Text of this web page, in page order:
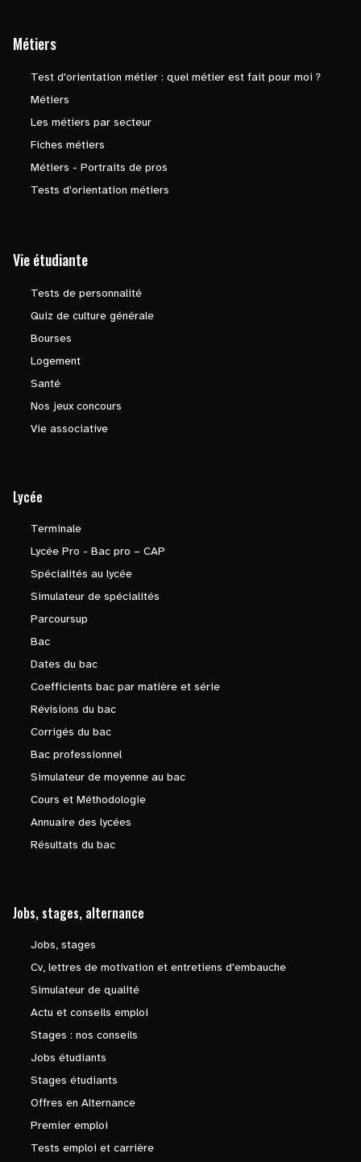
Métiers
Test d'orientation métier : quel métier est fait pour moi ?
Métiers
Les métiers par secteur
Fiches métiers
Métiers - Portraits de pros
Tests d'orientation métiers
Vie étudiante
Tests de personnalité
Quiz de culture générale
Bourses
Logement
Santé
Nos jeux concours
Vie associative
Lycée
Terminale
Lycée Pro - Bac pro – CAP
Spécialités au lycée
Simulateur de spécialités
Parcoursup
Bac
Dates du bac
Coefficients bac par matière et série
Révisions du bac
Corrigés du bac
Bac professionnel
Simulateur de moyenne au bac
Cours et Méthodologie
Annuaire des lycées
Résultats du bac
Jobs, stages, alternance
Jobs, stages
Cv, lettres de motivation et entretiens d'embauche
Simulateur de qualité
Actu et conseils emploi
Stages : nos conseils
Jobs étudiants
Stages étudiants
Offres en Alternance
Premier emploi
Tests emploi et carrière